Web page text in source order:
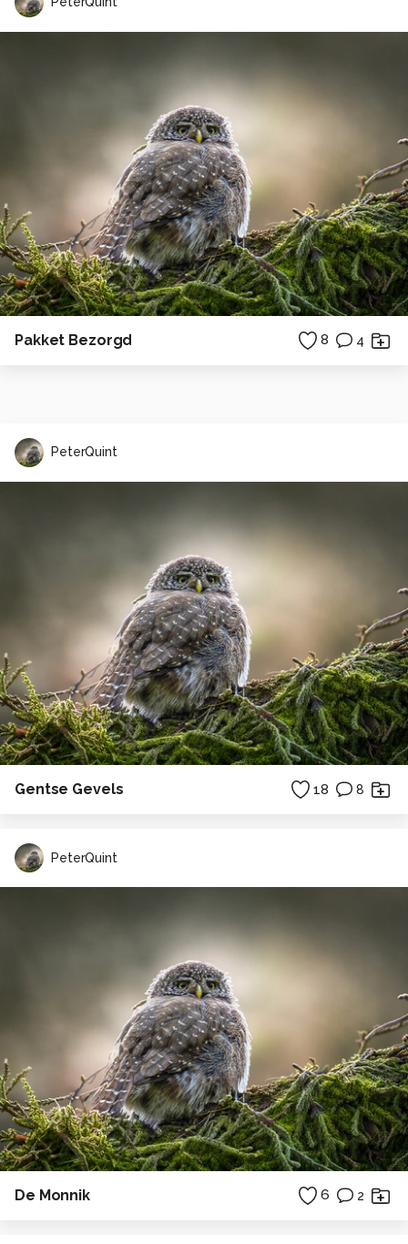
Pakket Bezorgd 8 4
PeterQuint
Gentse Gevels 18 8
PeterQuint
De Monnik 6 2